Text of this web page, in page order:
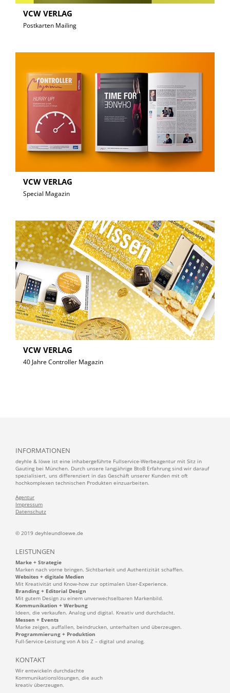
VCW VERLAG
Postkarten Mailing
VCW VERLAG
Special Magazin
VCW VERLAG
40 Jahre Controller Magazin
INFORMATIONEN
deyhle & löwe ist eine inhabergeführte Fullservice-Werbeagentur mit Sitz in
Gauting bei München. Durch unsere langjährige BtoB Erfahrung sind wir darauf
spezialisiert, uns differenziert in das Geschäft unserer Kunden mit oft
hochkomplexen technischen Produkten einzuarbeiten.
Agentur
Impressum
Datenschutz
© 2019 deyhleundloewe.de
LEISTUNGEN
Marke + Strategie
Marken nach vorne bringen. Sichtbarkeit und Authentizität schaffen.
Websites + digitale Medien
Mit Kreativität und Know-how zur optimalen User-Experience.
Branding + Editorial Design
Mit gutem Design zu einem unverwechselbaren Markenbild.
Kommunikation + Werbung
Ideen, die verkaufen. Analog und digital. Kreativ und durchdacht.
Messen + Events
Marke zeigen, auffallen, beindrucken, unterhalten und überzeugen.
Programmierung + Produktion
Full-Service-Leistung von A bis Z – digital und analog.
KONTAKT
Wir entwickeln durchdachte
Kommunikationslösungen, die auch
kreativ überzeugen.